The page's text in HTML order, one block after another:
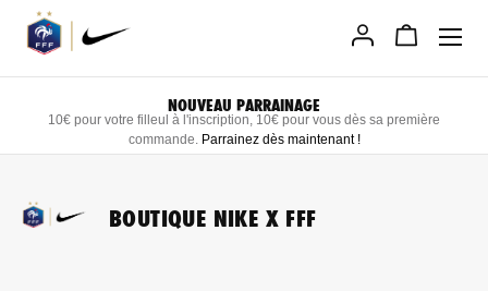
Allez
au
contenu
NOUVEAU PARRAINAGE
10€ pour votre filleul à l'inscription, 10€ pour vous dès sa première
commande. Parrainez dès maintenant !
BOUTIQUE NIKE X FFF